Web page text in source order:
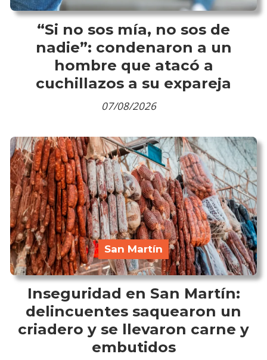
“Si no sos mía, no sos de
nadie”: condenaron a un
hombre que atacó a
cuchillazos a su expareja
07/08/2026
Inseguridad en San Martín:
delincuentes saquearon un
criadero y se llevaron carne y
embutidos
San Martín